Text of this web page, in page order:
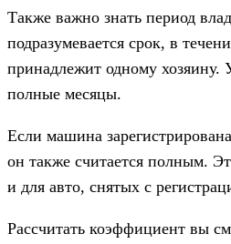
Также важно знать период
подразумевается срок, в
принадлежит одному хозяину.
полные месяцы.
Если машина
он также считается полным.
и для авто, снятых с
Рассчитать коэффициент вы